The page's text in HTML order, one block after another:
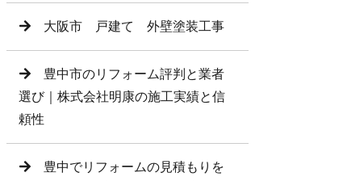
大阪市 戸建て 外壁塗装工事
豊中市のリフォーム評判と業者
選び｜株式会社明康の施工実績と信
頼性
豊中でリフォームの見積もりを